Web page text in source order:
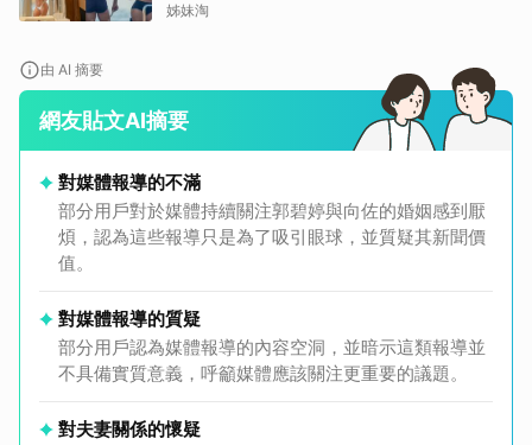
姊妹淘
由 AI 摘要
網友貼文AI摘要
對媒體報導的不滿
部分用戶對於媒體持續關注郭碧婷與向佐的婚姻感到厭
煩，認為這些報導只是為了吸引眼球，並質疑其新聞價
值。
對媒體報導的質疑
部分用戶認為媒體報導的內容空洞，並暗示這類報導並
不具備實質意義，呼籲媒體應該關注更重要的議題。
對夫妻關係的懷疑